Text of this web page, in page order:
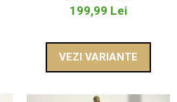
199,99 Lei
VEZI VARIANTE